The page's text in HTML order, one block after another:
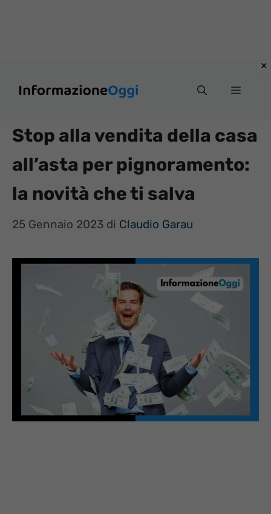
Menu
Stop alla vendita della casa
all’asta per pignoramento:
la novità che ti salva
25 Gennaio 2023 di Claudio Garau